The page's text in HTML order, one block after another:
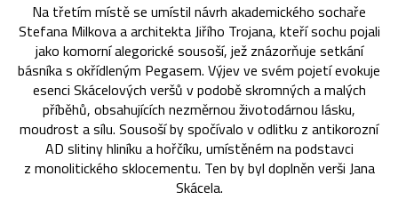
Na třetím místě se umístil návrh akademického sochaře
Stefana Milkova a architekta Jiřího Trojana, kteří sochu pojali
jako komorní alegorické sousoší, jež znázorňuje setkání
básníka s okřídleným Pegasem. Výjev ve svém pojetí evokuje
esenci Skácelových veršů v podobě skromných a malých
příběhů, obsahujících nezměrnou životodárnou lásku,
moudrost a sílu. Sousoší by spočívalo v odlitku z antikorozní
AD slitiny hliníku a hořčíku, umístěném na podstavci
z monolitického sklocementu. Ten by byl doplněn verši Jana
Skácela.